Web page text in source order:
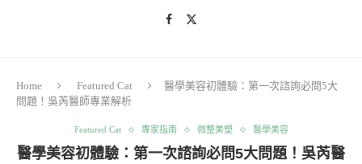
Home Featured Cat
醫學美容初體驗：第一次諮詢必問5大
問題！吳芮醫師專業解析
Featured Cat 專家指南 微整美塑 醫學美容
醫學美容初體驗：第一次諮詢必問5大問題！吳芮醫